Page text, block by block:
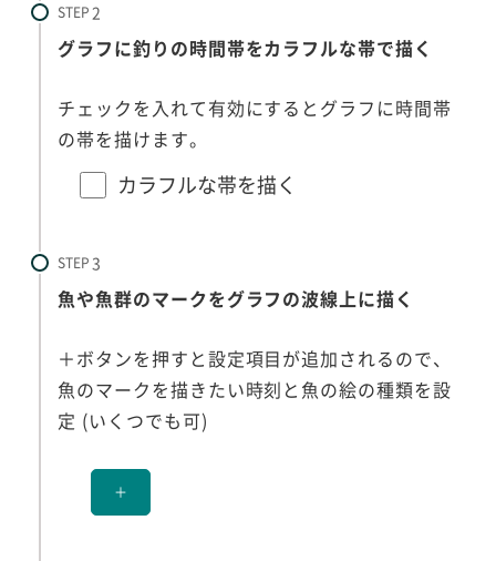
STEP
グラフに釣りの時間帯をカラフルな帯で描く
チェックを入れて有効にするとグラフに時間帯
の帯を描けます。
カラフルな帯を描く
STEP
魚や魚群のマークをグラフの波線上に描く
＋ボタンを押すと設定項目が追加されるので、
魚のマークを描きたい時刻と魚の絵の種類を設
定 (いくつでも可)
＋